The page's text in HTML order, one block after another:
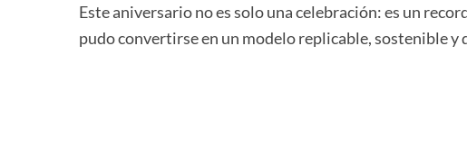
Este aniversario no es solo una celebración: es un
pudo convertirse en un modelo replicable, sostenible y